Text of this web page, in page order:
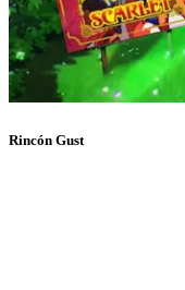
Rincón Gust